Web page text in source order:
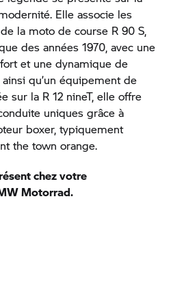
Elle associe les
la moto de course R 90 S,
des années 1970, avec une
et une dynamique de
qu’un équipement de
sur la R 12 nineT, elle offre
uniques grâce à
boxer, typiquement
the town orange.
chez votre
Motorrad.